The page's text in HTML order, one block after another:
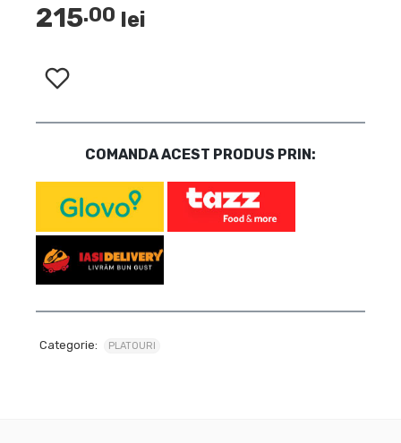
215.00 lei
COMANDA ACEST PRODUS PRIN:
Categorie: PLATOURI